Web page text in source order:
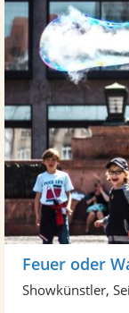
Feuer oder
Showkünstler,